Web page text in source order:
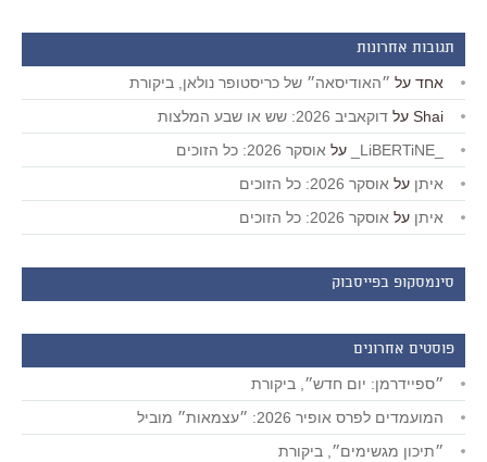
תגובות אחרונות
אחד על ״האודיסאה״ של כריסטופר נולאן, ביקורת
Shai על דוקאביב 2026: שש או שבע המלצות
על אוסקר 2026: כל הזוכים
איתן על אוסקר 2026: כל הזוכים
איתן על אוסקר 2026: כל הזוכים
סינמסקופ בפייסבוק
פוסטים אחרונים
״ספיידרמן: יום חדש״, ביקורת
המועמדים לפרס אופיר 2026: ״עצמאות״ מוביל
״תיכון מגשימים״, ביקורת